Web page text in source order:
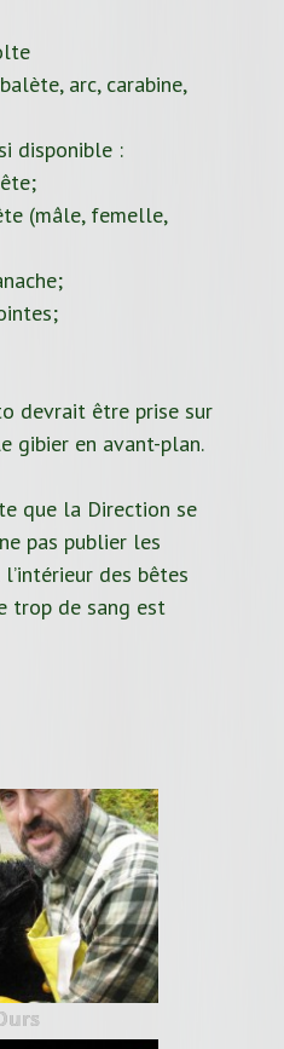
arc, carabine,
disponible :
(mâle, femelle,
devrait être prise sur
gibier en avant-plan.
que la Direction se
pas publier les
des bêtes
trop de sang est